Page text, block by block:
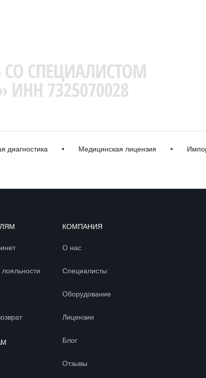
• Медицинская лицензия •
КОМПАНИЯ
О нас
Специалисты
Оборудование
Лицензии
Блог
Отзывы